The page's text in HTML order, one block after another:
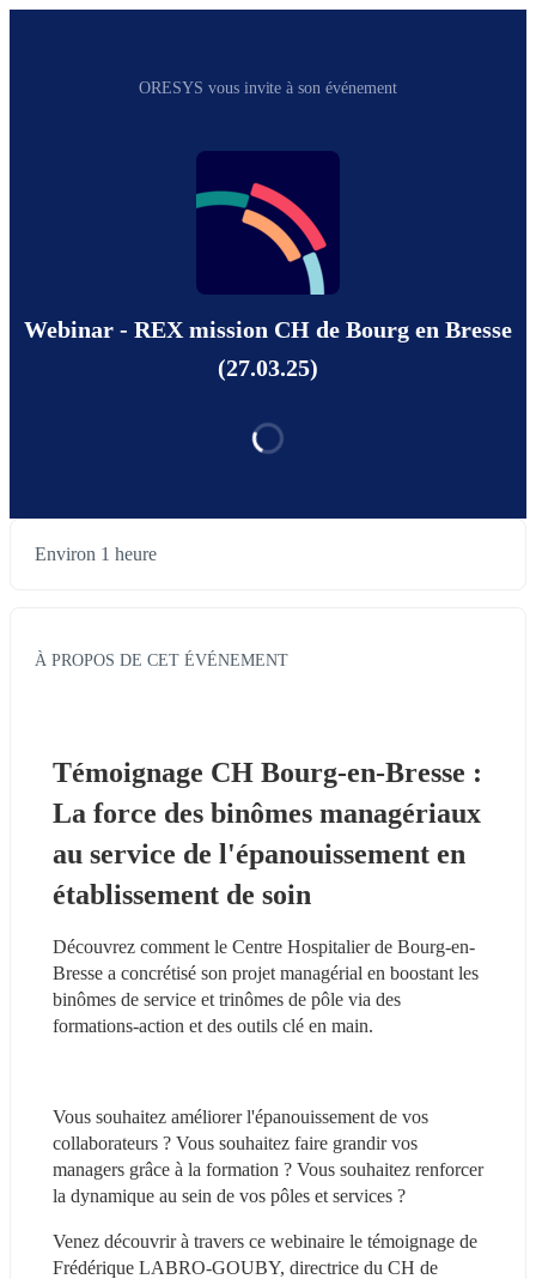
ORESYS vous invite à son événement
Webinar - REX mission CH de Bourg en Bresse
(27.03.25)
Environ 1 heure
À PROPOS DE CET ÉVÉNEMENT
Témoignage CH Bourg-en-Bresse :
La force des binômes managériaux
au service de l'épanouissement en
établissement de soin
Découvrez comment le Centre Hospitalier de Bourg-en-
Bresse a concrétisé son projet managérial en boostant les
binômes de service et trinômes de pôle via des
formations-action et des outils clé en main.
Vous souhaitez améliorer l'épanouissement de vos
collaborateurs ? Vous souhaitez faire grandir vos
managers grâce à la formation ? Vous souhaitez renforcer
la dynamique au sein de vos pôles et services ?
Venez découvrir à travers ce webinaire le témoignage de
Frédérique LABRO-GOUBY, directrice du CH de